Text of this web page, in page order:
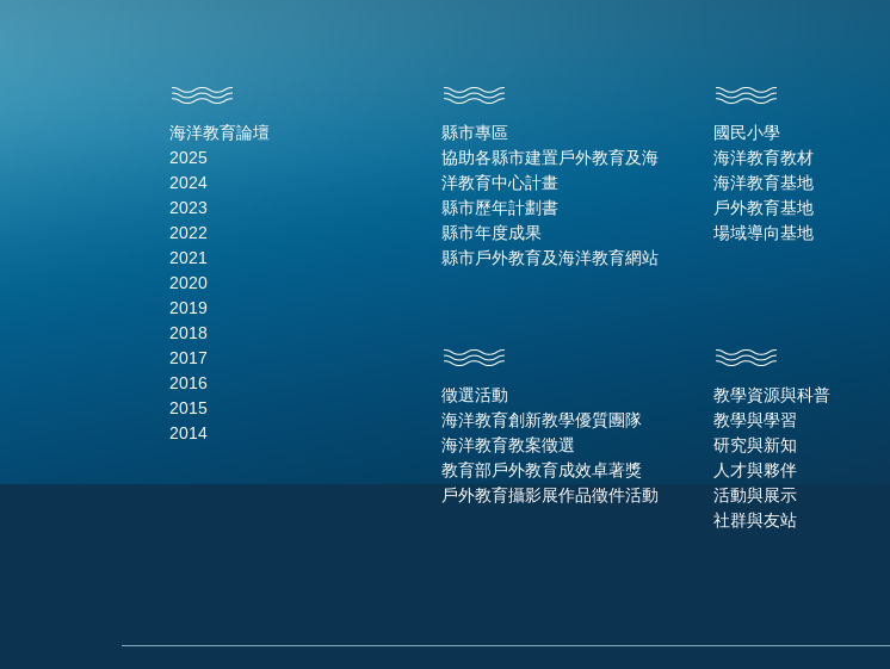
海洋教育論壇
2025
2024
2023
2022
2021
2020
2019
2018
2017
2016
2015
2014
縣市專區
協助各縣市建置戶外教育及海
洋教育中心計畫
縣市歷年計劃書
縣市年度成果
縣市戶外教育及海洋教育網站
國民小學
海洋教育教材
海洋教育基地
戶外教育基地
場域導向基地
徵選活動
海洋教育創新教學優質團隊
海洋教育教案徵選
教育部戶外教育成效卓著獎
戶外教育攝影展作品徵件活動
教學資源與科普
教學與學習
研究與新知
人才與夥伴
活動與展示
社群與友站